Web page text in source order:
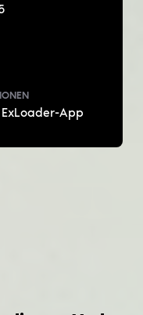
App